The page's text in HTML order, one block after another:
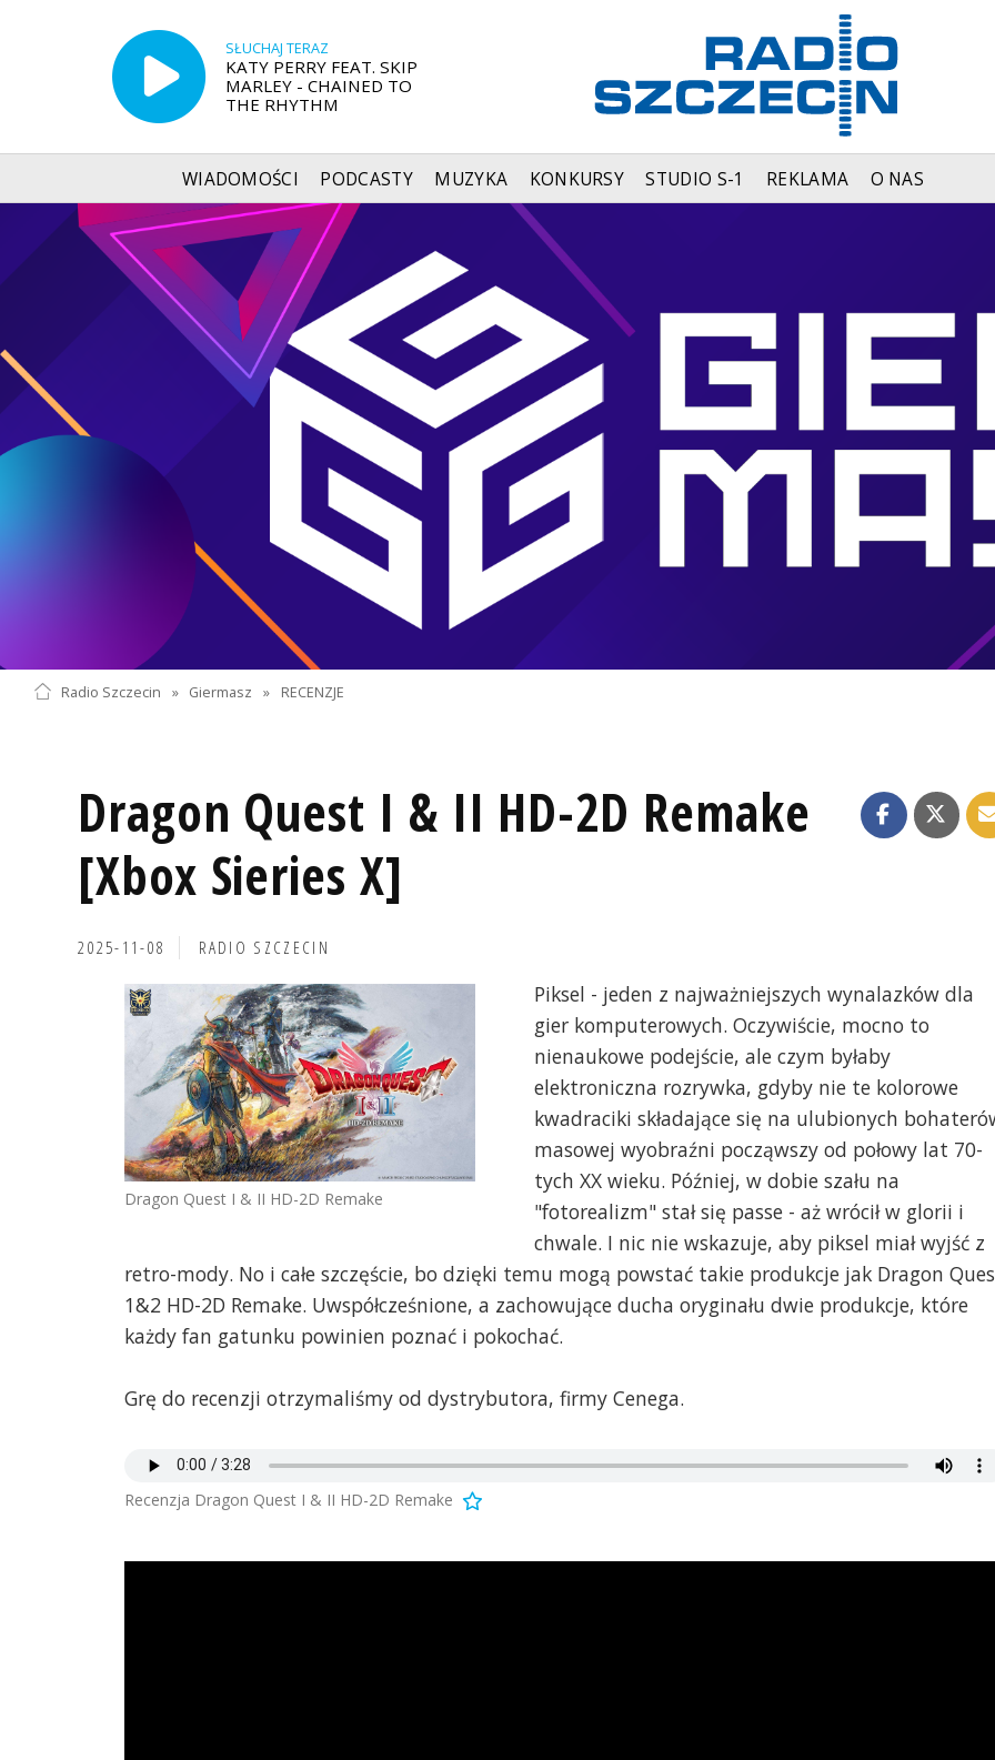
SŁUCHAJ TERAZ
KATY PERRY FEAT. SKIP
MARLEY - CHAINED TO
THE RHYTHM
WIADOMOŚCI PODCASTY MUZYKA KONKURSY STUDIO S-1 REKLAMA O NAS
Radio Szczecin » Giermasz » RECENZJE
Dragon Quest I & II HD-2D Remake
[Xbox Sieries X]
2025-11-08 RADIO SZCZECIN
Dragon Quest I & II HD-2D Remake
Piksel - jeden z najważniejszych wynalazków dla
gier komputerowych. Oczywiście, mocno to
nienaukowe podejście, ale czym byłaby
elektroniczna rozrywka, gdyby nie te kolorowe
kwadraciki składające się na ulubionych
masowej wyobraźni począwszy od połowy lat 70-
tych XX wieku. Później, w dobie szału na
"fotorealizm" stał się passe - aż wrócił w glorii i
chwale. I nic nie wskazuje, aby piksel miał wyjść z
retro-mody. No i całe szczęście, bo dzięki temu mogą powstać takie produkcje jak Dragon
1&2 HD-2D Remake. Uwspółcześnione, a zachowujące ducha oryginału dwie produkcje, które
każdy fan gatunku powinien poznać i pokochać.
Grę do recenzji otrzymaliśmy od dystrybutora, firmy Cenega.
Recenzja Dragon Quest I & II HD-2D Remake